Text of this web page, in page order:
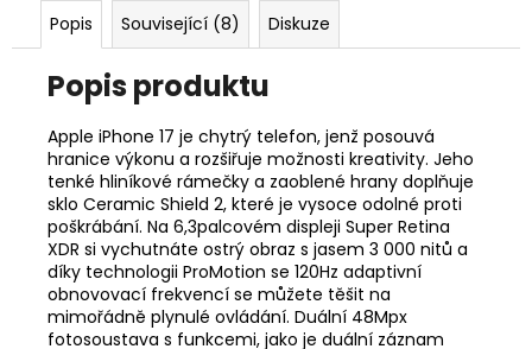
Popis Související (8) Diskuze
Popis produktu
Apple iPhone 17 je chytrý telefon, jenž posouvá
hranice výkonu a rozšiřuje možnosti kreativity. Jeho
tenké hliníkové rámečky a zaoblené hrany doplňuje
sklo Ceramic Shield 2, které je vysoce odolné proti
poškrábání. Na 6,3palcovém displeji Super Retina
XDR si vychutnáte ostrý obraz s jasem 3 000 nitů a
díky technologii ProMotion se 120Hz adaptivní
obnovovací frekvencí se můžete těšit na
mimořádně plynulé ovládání. Duální 48Mpx
fotosoustava s funkcemi, jako je duální záznam
e
IPHONE
256GB
MIST
BLUE
490
Kč